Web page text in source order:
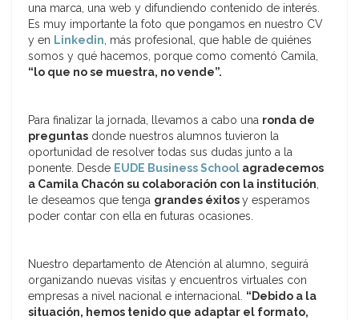
una marca, una web y difundiendo contenido de interés.
Es muy importante la foto que pongamos en nuestro CV
y en Linkedin, más profesional, que hable de quiénes
somos y qué hacemos, porque como comentó Camila,
“lo que no se muestra, no vende”.
Para finalizar la jornada, llevamos a cabo una ronda de
preguntas donde nuestros alumnos tuvieron la
oportunidad de resolver todas sus dudas junto a la
ponente. Desde EUDE Business School agradecemos
a Camila Chacón su colaboración con la institución,
le deseamos que tenga grandes éxitosy esperamos
poder contar con ella en futuras ocasiones.
Nuestro departamento de Atención al alumno, seguirá
organizando nuevas visitas y encuentros virtuales con
empresas a nivel nacional e internacional. “Debido a la
situación, hemos tenido que adaptar el formato,